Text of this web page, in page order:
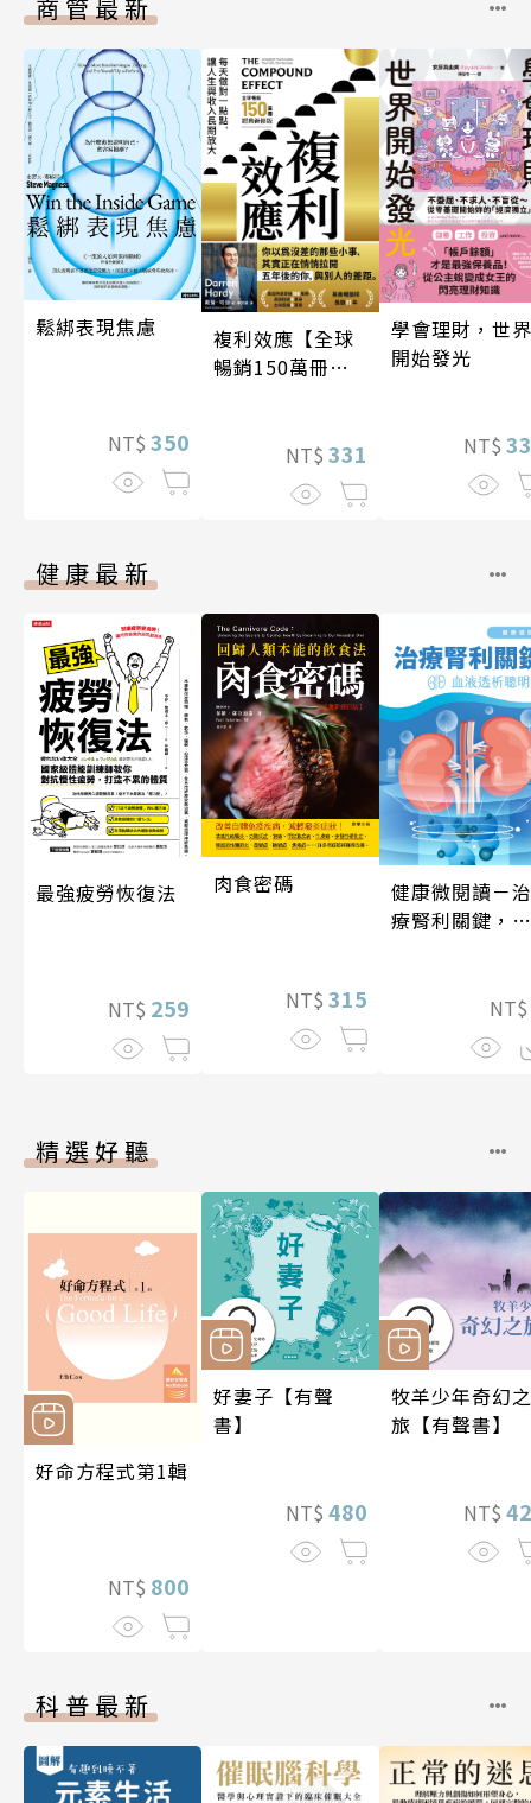
商管最新
鬆綁表現焦慮
NT$ 350
複利效應【全球
暢銷150萬冊・
NT$ 331
學會理財，世界
開始發光
NT$
健康最新
最強疲勞恢復法
NT$ 259
肉食密碼
NT$ 315
健康微閱讀－治
療腎利關鍵，血
NT$
精選好聽
好命方程式第1輯
NT$ 800
好妻子【有聲
書】
NT$ 480
牧羊少年奇幻之
旅【有聲書】
NT$
科普最新